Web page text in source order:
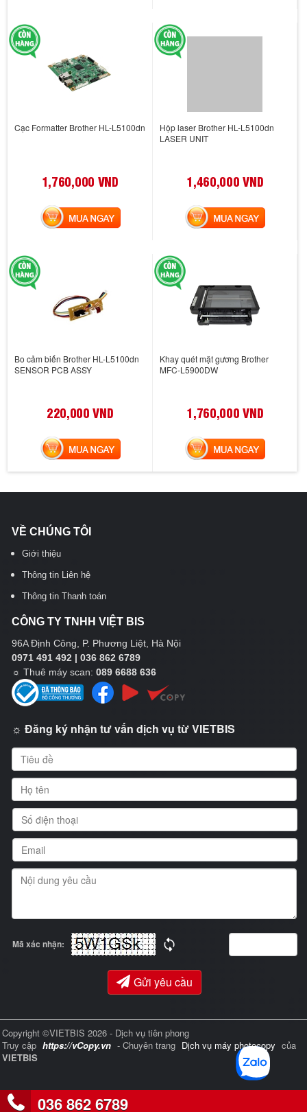
036 862 6789
Cạc Formatter Brother HL-L5100dn
1,760,000 VND
MUA NGAY
Hộp laser Brother HL-L5100dn
LASER UNIT
1,460,000 VND
MUA NGAY
Bo cảm biến Brother HL-L5100dn
SENSOR PCB ASSY
220,000 VND
MUA NGAY
Khay quét mặt gương Brother
MFC-L5900DW
1,760,000 VND
MUA NGAY
VỀ CHÚNG TÔI
Giới thiệu
Thông tin Liên hệ
Thông tin Thanh toán
CÔNG TY TNHH VIỆT BIS
96A Định Công, P. Phương Liệt, Hà Nội
0971 491 492 | 036 862 6789
☼ Thuê máy scan: 089 6688 636
☼ Đăng ký nhận tư vấn dịch vụ từ VIETBIS
Mã xác nhận:
Gửi yêu cầu
Copyright ©VIETBIS 2026 - Dịch vụ tiên phong
Truy cập https://vCopy.vn - Chuyên trang Dịch vụ máy photocopy của
VIETBIS